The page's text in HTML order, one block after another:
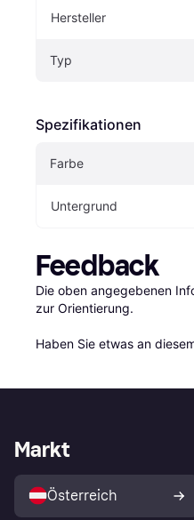
Hersteller
Typ
Spezifikationen
Farbe
Untergrund
Feedback
Die oben angegebenen
zur Orientierung.
Haben Sie etwas an
Markt
Österreich